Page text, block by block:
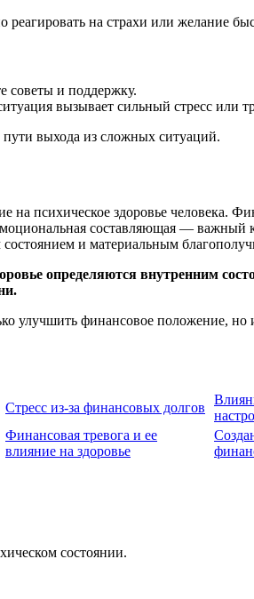
на страхи или желание
советы и поддержку.
вызывает сильный стресс или
выхода из сложных ситуаций.
психическое здоровье человека.
составляющая —
и материальным
определяются внутренним
улучшить финансовое положение, но
Стресс из-за финансовых долгов
Финансовая тревога и ее
влияние на здоровье
состоянии.